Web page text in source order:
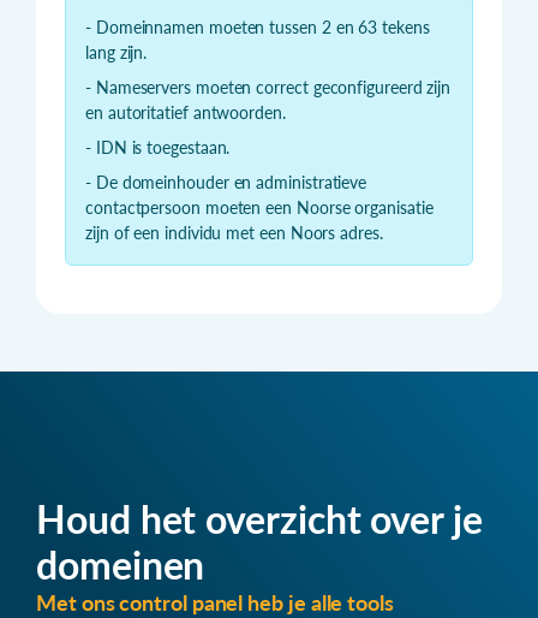
- Domeinnamen moeten tussen 2 en 63 tekens
lang zijn.
- Nameservers moeten correct geconfigureerd zijn
en autoritatief antwoorden.
- IDN is toegestaan.
- De domeinhouder en administratieve
contactpersoon moeten een Noorse organisatie
zijn of een individu met een Noors adres.
Houd het overzicht over je
domeinen
Met ons control panel heb je alle tools